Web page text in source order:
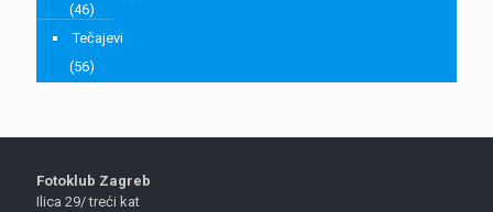
(46)
Tečajevi
(56)
Fotoklub Zagreb
Ilica 29/ treći kat